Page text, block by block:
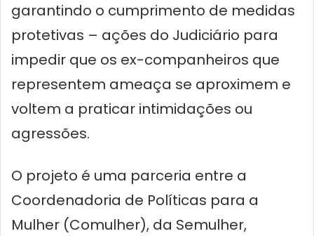
garantindo o cumprimento de medidas
protetivas – ações do Judiciário para
impedir que os ex-companheiros que
representem ameaça se aproximem e
voltem a praticar intimidações ou
agressões.
O projeto é uma parceria entre a
Coordenadoria de Políticas para a
Mulher (Comulher), da Semulher,